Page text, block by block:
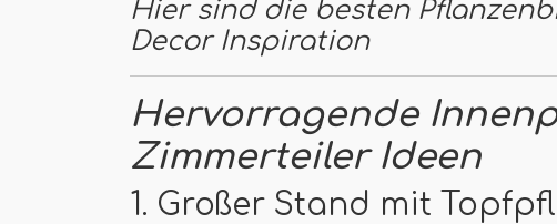
Hier sind die besten
Decor Inspiration
Hervorragende
Zimmerteiler Ideen
1. Großer Stand mit